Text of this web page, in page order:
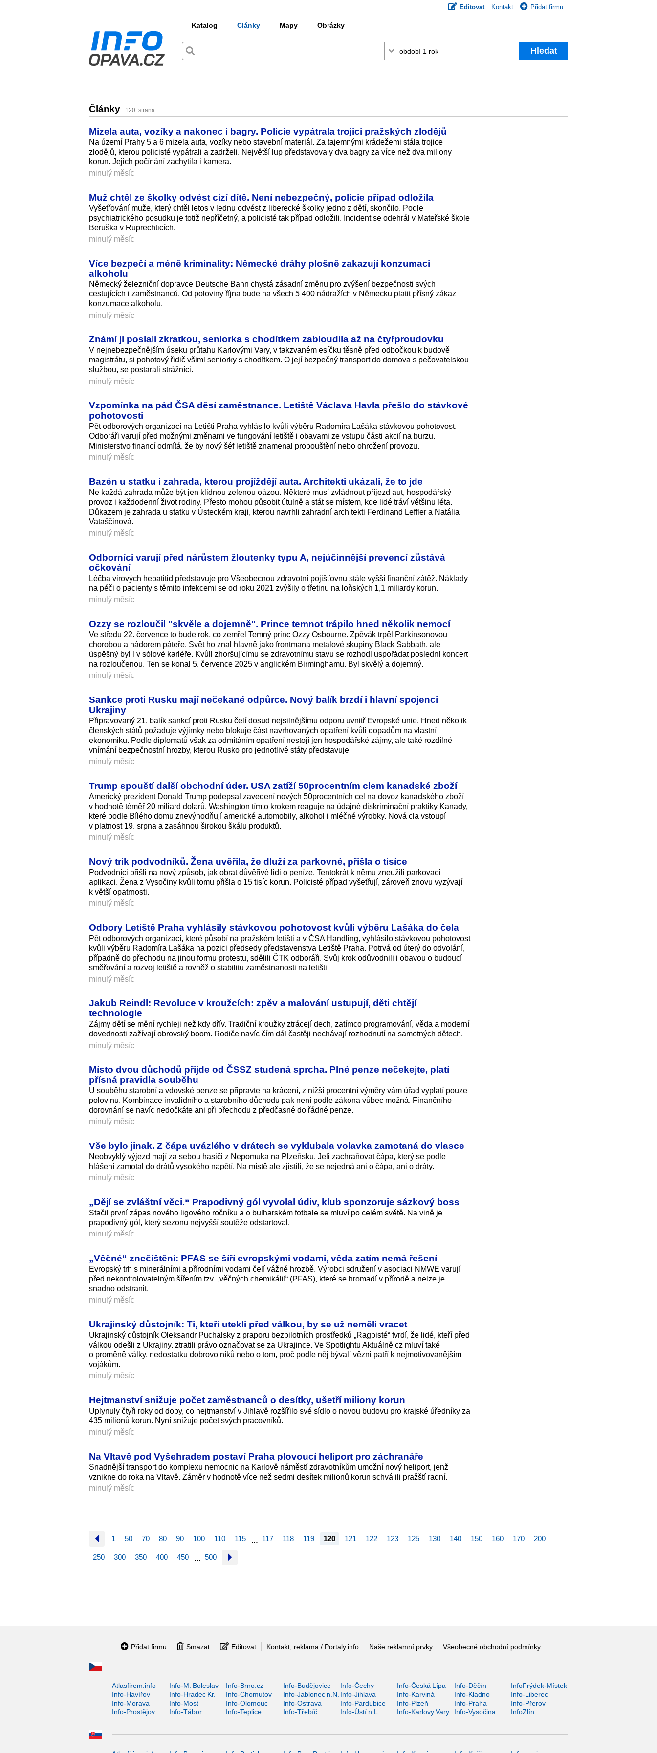
Editovat Kontakt Přidat firmu
Katalog Články Mapy Obrázky
Hledat
Články 120. strana
Mizela auta, vozíky a nakonec i bagry. Policie vypátrala trojici pražských zlodějů
Na území Prahy 5 a 6 mizela auta, vozíky nebo stavební materiál. Za tajemnými krádežemi stála trojice
zlodějů, kterou policisté vypátrali a zadrželi. Největší lup představovaly dva bagry za více než dva miliony
korun. Jejich počínání zachytila i kamera.
minulý měsíc
Muž chtěl ze školky odvést cizí dítě. Není nebezpečný, policie případ odložila
Vyšetřování muže, který chtěl letos v lednu odvést z liberecké školky jedno z dětí, skončilo. Podle
psychiatrického posudku je totiž nepříčetný, a policisté tak případ odložili. Incident se odehrál v Mateřské škole
Beruška v Ruprechticích.
minulý měsíc
Více bezpečí a méně kriminality: Německé dráhy plošně zakazují konzumaci
alkoholu
Německý železniční dopravce Deutsche Bahn chystá zásadní změnu pro zvýšení bezpečnosti svých
cestujících i zaměstnanců. Od poloviny října bude na všech 5 400 nádražích v Německu platit přísný zákaz
konzumace alkoholu.
minulý měsíc
Známí ji poslali zkratkou, seniorka s chodítkem zabloudila až na čtyřproudovku
V nejnebezpečnějším úseku průtahu Karlovými Vary, v takzvaném esíčku těsně před odbočkou k budově
magistrátu, si pohotový řidič všiml seniorky s chodítkem. O její bezpečný transport do domova s pečovatelskou
službou, se postarali strážníci.
minulý měsíc
Vzpomínka na pád ČSA děsí zaměstnance. Letiště Václava Havla přešlo do stávkové
pohotovosti
Pět odborových organizací na Letišti Praha vyhlásilo kvůli výběru Radomíra Lašáka stávkovou pohotovost.
Odboráři varují před možnými změnami ve fungování letiště i obavami ze vstupu části akcií na burzu.
Ministerstvo financí odmítá, že by nový šéf letiště znamenal propouštění nebo ohrožení provozu.
minulý měsíc
Bazén u statku i zahrada, kterou projíždějí auta. Architekti ukázali, že to jde
Ne každá zahrada může být jen klidnou zelenou oázou. Některé musí zvládnout příjezd aut, hospodářský
provoz i každodenní život rodiny. Přesto mohou působit útulně a stát se místem, kde lidé tráví většinu léta.
Důkazem je zahrada u statku v Ústeckém kraji, kterou navrhli zahradní architekti Ferdinand Leffler a Natália
Vataščinová.
minulý měsíc
Odborníci varují před nárůstem žloutenky typu A, nejúčinnější prevencí zůstává
očkování
Léčba virových hepatitid představuje pro Všeobecnou zdravotní pojišťovnu stále vyšší finanční zátěž. Náklady
na péči o pacienty s těmito infekcemi se od roku 2021 zvýšily o třetinu na loňských 1,1 miliardy korun.
minulý měsíc
Ozzy se rozloučil "skvěle a dojemně". Prince temnot trápilo hned několik nemocí
Ve středu 22. července to bude rok, co zemřel Temný princ Ozzy Osbourne. Zpěvák trpěl Parkinsonovou
chorobou a nádorem páteře. Svět ho znal hlavně jako frontmana metalové skupiny Black Sabbath, ale
úspěšný byl i v sólové kariéře. Kvůli zhoršujícímu se zdravotnímu stavu se rozhodl uspořádat poslední koncert
na rozloučenou. Ten se konal 5. července 2025 v anglickém Birminghamu. Byl skvělý a dojemný.
minulý měsíc
Sankce proti Rusku mají nečekané odpůrce. Nový balík brzdí i hlavní spojenci
Ukrajiny
Připravovaný 21. balík sankcí proti Rusku čelí dosud nejsilnějšímu odporu uvnitř Evropské unie. Hned několik
členských států požaduje výjimky nebo blokuje část navrhovaných opatření kvůli dopadům na vlastní
ekonomiku. Podle diplomatů však za odmítáním opatření nestojí jen hospodářské zájmy, ale také rozdílné
vnímání bezpečnostní hrozby, kterou Rusko pro jednotlivé státy představuje.
minulý měsíc
Trump spouští další obchodní úder. USA zatíží 50procentním clem kanadské zboží
Americký prezident Donald Trump podepsal zavedení nových 50procentních cel na dovoz kanadského zboží
v hodnotě téměř 20 miliard dolarů. Washington tímto krokem reaguje na údajné diskriminační praktiky Kanady,
které podle Bílého domu znevýhodňují americké automobily, alkohol i mléčné výrobky. Nová cla vstoupí
v platnost 19. srpna a zasáhnou širokou škálu produktů.
minulý měsíc
Nový trik podvodníků. Žena uvěřila, že dluží za parkovné, přišla o tisíce
Podvodníci přišli na nový způsob, jak obrat důvěřivé lidi o peníze. Tentokrát k němu zneužili parkovací
aplikaci. Žena z Vysočiny kvůli tomu přišla o 15 tisíc korun. Policisté případ vyšetřují, zároveň znovu vyzývají
k větší opatrnosti.
minulý měsíc
Odbory Letiště Praha vyhlásily stávkovou pohotovost kvůli výběru Lašáka do čela
Pět odborových organizací, které působí na pražském letišti a v ČSA Handling, vyhlásilo stávkovou pohotovost
kvůli výběru Radomíra Lašáka na pozici předsedy představenstva Letiště Praha. Potrvá od úterý do odvolání,
případně do přechodu na jinou formu protestu, sdělili ČTK odboráři. Svůj krok odůvodnili i obavou o budoucí
směřování a rozvoj letiště a rovněž o stabilitu zaměstnanosti na letišti.
minulý měsíc
Jakub Reindl: Revoluce v kroužcích: zpěv a malování ustupují, děti chtějí
technologie
Zájmy dětí se mění rychleji než kdy dřív. Tradiční kroužky ztrácejí dech, zatímco programování, věda a moderní
dovednosti zažívají obrovský boom. Rodiče navíc čím dál častěji nechávají rozhodnutí na samotných dětech.
minulý měsíc
Místo dvou důchodů přijde od ČSSZ studená sprcha. Plné penze nečekejte, platí
přísná pravidla souběhu
U souběhu starobní a vdovské penze se připravte na krácení, z nižší procentní výměry vám úřad vyplatí pouze
polovinu. Kombinace invalidního a starobního důchodu pak není podle zákona vůbec možná. Finančního
dorovnání se navíc nedočkáte ani při přechodu z předčasné do řádné penze.
minulý měsíc
Vše bylo jinak. Z čápa uvázlého v drátech se vyklubala volavka zamotaná do vlasce
Neobvyklý výjezd mají za sebou hasiči z Nepomuka na Plzeňsku. Jeli zachraňovat čápa, který se podle
hlášení zamotal do drátů vysokého napětí. Na místě ale zjistili, že se nejedná ani o čápa, ani o dráty.
minulý měsíc
„Dějí se zvláštní věci.“ Prapodivný gól vyvolal údiv, klub sponzoruje sázkový boss
Stačil první zápas nového ligového ročníku a o bulharském fotbale se mluví po celém světě. Na vině je
prapodivný gól, který sezonu nejvyšší soutěže odstartoval.
minulý měsíc
„Věčné“ znečištění: PFAS se šíří evropskými vodami, věda zatím nemá řešení
Evropský trh s minerálními a přírodními vodami čelí vážné hrozbě. Výrobci sdružení v asociaci NMWE varují
před nekontrolovatelným šířením tzv. „věčných chemikálií“ (PFAS), které se hromadí v přírodě a nelze je
snadno odstranit.
minulý měsíc
Ukrajinský důstojník: Ti, kteří utekli před válkou, by se už neměli vracet
Ukrajinský důstojník Oleksandr Puchalsky z praporu bezpilotních prostředků „Ragbisté“ tvrdí, že lidé, kteří před
válkou odešli z Ukrajiny, ztratili právo označovat se za Ukrajince. Ve Spotlightu Aktuálně.cz mluví také
o proměně války, nedostatku dobrovolníků nebo o tom, proč podle něj bývalí vězni patří k nejmotivovanějším
vojákům.
minulý měsíc
Hejtmanství snižuje počet zaměstnanců o desítky, ušetří miliony korun
Uplynuly čtyři roky od doby, co hejtmanství v Jihlavě rozšířilo své sídlo o novou budovu pro krajské úředníky za
435 milionů korun. Nyní snižuje počet svých pracovníků.
minulý měsíc
Na Vltavě pod Vyšehradem postaví Praha plovoucí heliport pro záchranáře
Snadnější transport do komplexu nemocnic na Karlově náměstí zdravotníkům umožní nový heliport, jenž
vznikne do roka na Vltavě. Záměr v hodnotě více než sedmi desítek milionů korun schválili pražští radní.
minulý měsíc
1 50 70 80 90 100 110 115 … 117 118 119 120 121 122 123 125 130 140 150 160 170 200
250 300 350 400 450 … 500
Přidat firmu Smazat Editovat Kontakt, reklama / Portaly.info Naše reklamní prvky Všeobecné obchodní podmínky
Atlasfirem.info Info-M. Boleslav Info-Brno.cz Info-Budějovice Info-Čechy Info-Česká Lípa Info-Děčín
InfoFrýdek-Místek
Info-Havířov
Info-Hradec Kr. Info-Chomutov Info-Jablonec n.N. Info-Jihlava Info-Karviná Info-Kladno
Info-Liberec
Info-Morava
Info-Most Info-Olomouc Info-Ostrava Info-Pardubice Info-Plzeň Info-Praha
Info-Přerov
Info-Prostějov
Info-Tábor Info-Teplice Info-Třebíč Info-Ústí n.L. Info-Karlovy Vary Info-Vysočina InfoZlín